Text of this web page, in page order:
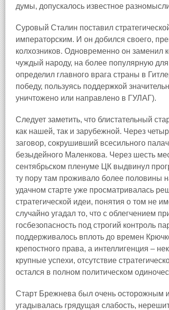
думы, допускалось известное
Суровый Сталин поставил
императорским. И он добился своего,
колхозников. Одновременно он заменил
чуждый народу, на более популярную
определил главного врага страны в
победу, пользуясь поддержкой
уничтожено или направлено в ГУЛАГ).
Следует заметить, что блистательный
как нашей, так и зарубежной. Через
заговор, сокрушивший всесильного
безыдейного Маленкова. Через шесть
сентябрьском пленуме ЦК выдвинул
ту пору там проживало более половины
удачном старте уже просматривалась
стратегической идеи, понятия о том не
случайно угадал то, что с облегчением
госбезопасность под строгий контроль
поддерживалось вплоть до времен
крепостного права, а интеллигенция –
крупные успехи, отсутствие
остался в полном политическом
Старт Брежнева был очень осторожным
угадывалась грядущая слабость,